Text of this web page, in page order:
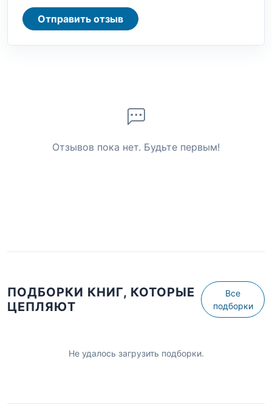
Отправить отзыв
Отзывов пока нет. Будьте первым!
ПОДБОРКИ КНИГ, КОТОРЫЕ
ЦЕПЛЯЮТ
Все
подборки
Не удалось загрузить подборки.